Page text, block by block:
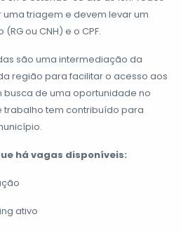
triagem e devem levar um
ou CNH) e o CPF.
são uma intermediação da
região para facilitar o acesso aos
busca de uma oportunidade no
trabalho tem contribuído para
há vagas disponíveis:
ativo